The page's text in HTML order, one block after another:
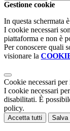
Gestione cookie
In questa schermata
I cookie necessari
piattaforma e non è
Per conoscere quali
visionare la
Cookie necessari
I cookie necessari
disabilitati. È
policy.
Accetta tutti Salva